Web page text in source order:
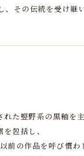
その伝統を受け継
た竪野系の黒釉を
包括し、
前の作品を呼び慣わ